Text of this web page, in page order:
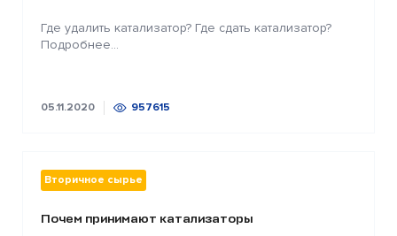
Где удалить катализатор? Где сдать катализатор?
Подробнее...
05.11.2020 957615
Вторичное сырье
Почем принимают катализаторы